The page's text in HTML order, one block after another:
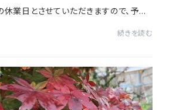
業日とさせていただきますので、予め
続きを読む